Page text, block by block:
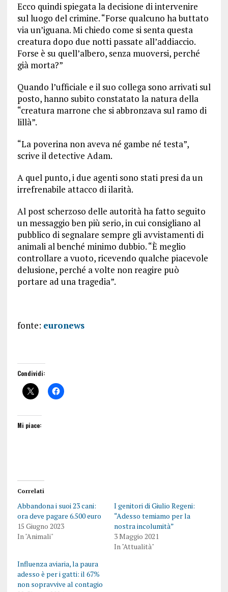
Ecco quindi spiegata la decisione di intervenire
sul luogo del crimine. “Forse qualcuno ha buttato
via un’iguana. Mi chiedo come si senta questa
creatura dopo due notti passate all’addiaccio.
Forse è su quell’albero, senza muoversi, perché
già morta?”
Quando l’ufficiale e il suo collega sono arrivati sul
posto, hanno subito constatato la natura della
“creatura marrone che si abbronzava sul ramo di
lillà”.
“La poverina non aveva né gambe né testa”,
scrive il detective Adam.
A quel punto, i due agenti sono stati presi da un
irrefrenabile attacco di ilarità.
Al post scherzoso delle autorità ha fatto seguito
un messaggio ben più serio, in cui consigliano al
pubblico di segnalare sempre gli avvistamenti di
animali al benché minimo dubbio. “È meglio
controllare a vuoto, ricevendo qualche piacevole
delusione, perché a volte non reagire può
portare ad una tragedia”.
fonte: euronews
Condividi:
Mi piace:
Correlati
Abbandona i suoi 23 cani:
ora deve pagare 6.500 euro
15 Giugno 2023
In "Animali"
I genitori di Giulio Regeni:
“Adesso temiamo per la
nostra incolumità”
3 Maggio 2021
In "Attualità"
Influenza aviaria, la paura
adesso è per i gatti: il 67%
non sopravvive al contagio